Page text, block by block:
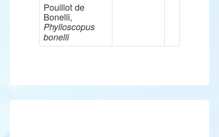
Pouillot de
Bonelli,
Phylloscopus
bonelli